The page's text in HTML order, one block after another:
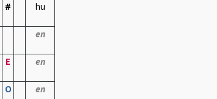
# hu
en
E en
O en